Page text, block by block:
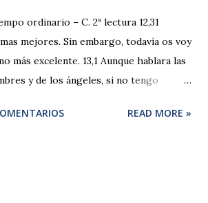
ordinario – C. 2ª lectura 12,31
mejores. Sin embargo, todavía os voy
más excelente. 13,1 Aunque hablara las
y de los ángeles, si no tengo
tuviera el don de profecía y conociera
READ MORE »